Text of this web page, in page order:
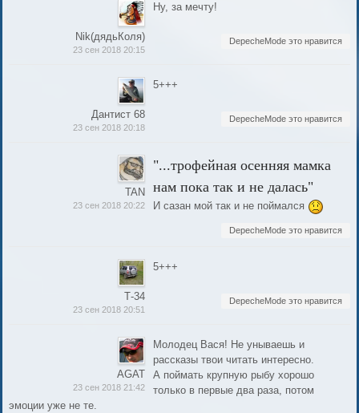
Nik(дядьКоля)
23 сен 2018 20:15
Ну, за мечту!
DepecheMode это нравится
Дантист 68
23 сен 2018 20:18
5+++
DepecheMode это нравится
TAN
23 сен 2018 20:22
"...трофейная осенняя мамка
нам пока так и не далась"
И сазан мой так и не поймался
DepecheMode это нравится
Т-34
23 сен 2018 20:51
5+++
DepecheMode это нравится
AGAT
23 сен 2018 21:42
Молодец Вася! Не унываешь и
рассказы твои читать интересно.
А поймать крупную рыбу хорошо
только в первые два раза, потом
эмоции уже не те.